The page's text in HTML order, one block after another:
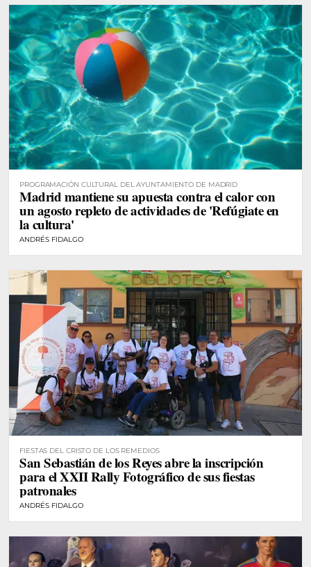
PROGRAMACIÓN CULTURAL DEL AYUNTAMIENTO DE MADRID
Madrid mantiene su apuesta contra el calor con
un agosto repleto de actividades de 'Refúgiate en
la cultura'
ANDRÉS FIDALGO
FIESTAS DEL CRISTO DE LOS REMEDIOS
San Sebastián de los Reyes abre la inscripción
para el XXII Rally Fotográfico de sus fiestas
patronales
ANDRÉS FIDALGO